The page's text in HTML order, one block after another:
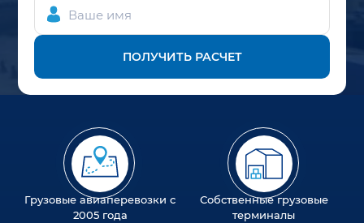
Ваше имя
ПОЛУЧИТЬ РАСЧЕТ
Грузовые авиаперевозки с
2005 года
Собственные грузовые
терминалы